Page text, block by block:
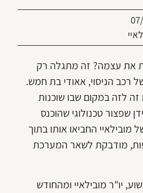
את עצמה? זה מתגלה רק
רכב הניסוי, אאודי בת חמש.
לזה במקום שבו שוכנות
שפצור טכנולוגי שהוכנס
החביאו אותו בתוך
מודבקת לשאר המערכת
יו"ר מובילאיי ומהחודש